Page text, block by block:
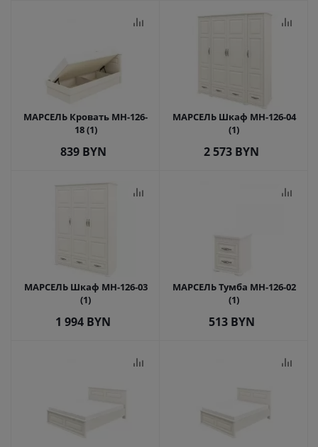
МАРСЕЛЬ Кровать МН-126-
18 (1)
839BYN
МАРСЕЛЬ Шкаф МН-126-04
(1)
2 573 BYN
МАРСЕЛЬ Шкаф МН-126-03
(1)
1 994 BYN
МАРСЕЛЬ Тумба МН-126-02
(1)
513BYN